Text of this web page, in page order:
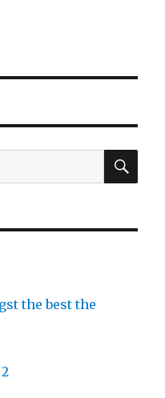
the best the